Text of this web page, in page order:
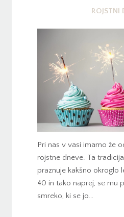
ROJSTNI
Pri nas v vasi imamo že
rojstne dneve. Ta
praznuje kakšno okroglo
40 in tako naprej, se mu
smreko, ki se jo…